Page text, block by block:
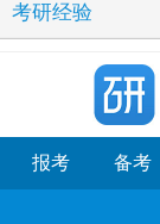
考研经验
报考 备考